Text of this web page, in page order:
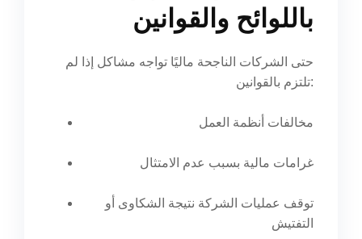
باللوائح والقوانين
حتى الشركات الناجحة ماليًا تواجه مشاكل إذا لم
تلتزم بالقوانين:
مخالفات أنظمة العمل
غرامات مالية بسبب عدم الامتثال
توقف عمليات الشركة نتيجة الشكاوى أو
التفتيش